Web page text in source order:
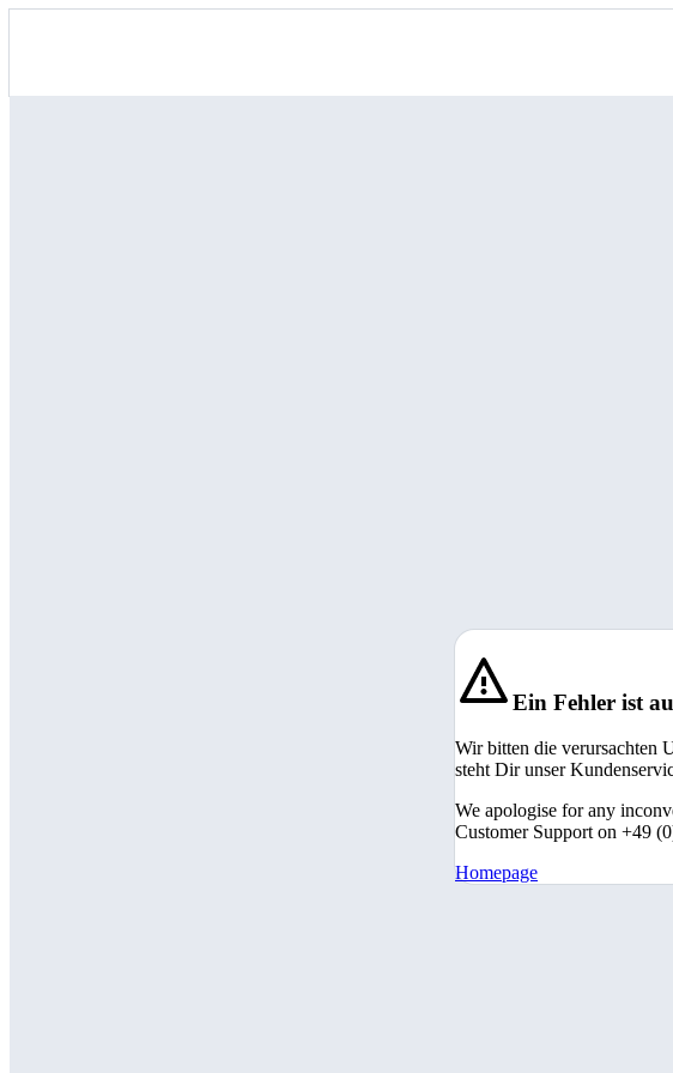
Ein Fehler ist
Wir bitten die verursachten
steht Dir unser
We apologise for any
Customer Support on +49
Homepage